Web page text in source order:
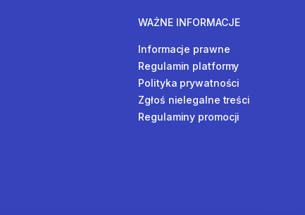
WAŻNE INFORMACJE
Informacje prawne
Regulamin platformy
Polityka prywatności
Zgłoś nielegalne treści
Regulaminy promocji